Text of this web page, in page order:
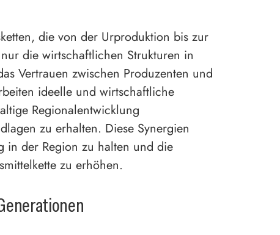
die von der Urproduktion bis zur
die wirtschaftlichen Strukturen in
Vertrauen zwischen Produzenten und
ideelle und wirtschaftliche
Regionalentwicklung
zu erhalten. Diese Synergien
in der Region zu halten und die
zu erhöhen.